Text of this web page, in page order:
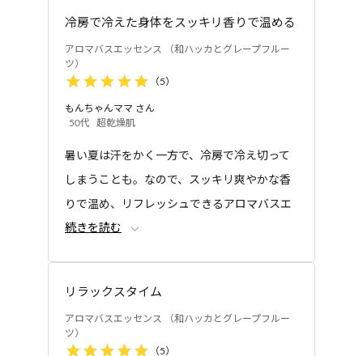
分程度、肩までつかる全身浴で、血行促進やリラ
※お子さまが湯船につかる場合は長くても3分以内、湯温は38
度～39度で入浴ください。
ますか？
シャワーで洗い流さないほうがより保湿
成分が肌に残るので、お風呂上りのしっ
とり感を感じると思います。
すぎは清水で行ってください。ただし、柔軟仕上
げ剤との併用、つけおき洗い、おろしたての衣類
の洗濯には使用しないでください。
冷房で冷えた身体をスッキリ香りで温める
アロマバスエッセンス （和ハッカとグレープフルー
ツ）
（5）
もんちゃんママ さん
50代
超乾燥肌
暑い夏は汗をかく一方で、冷房で冷え切って
しまうことも。なので、スッキリ爽やかな香
りで温め、リフレッシュできるアロマバスエ
ッセンスは最高です。
続きを読む
リラックスタイム
アロマバスエッセンス （和ハッカとグレープフルー
ツ）
（5）